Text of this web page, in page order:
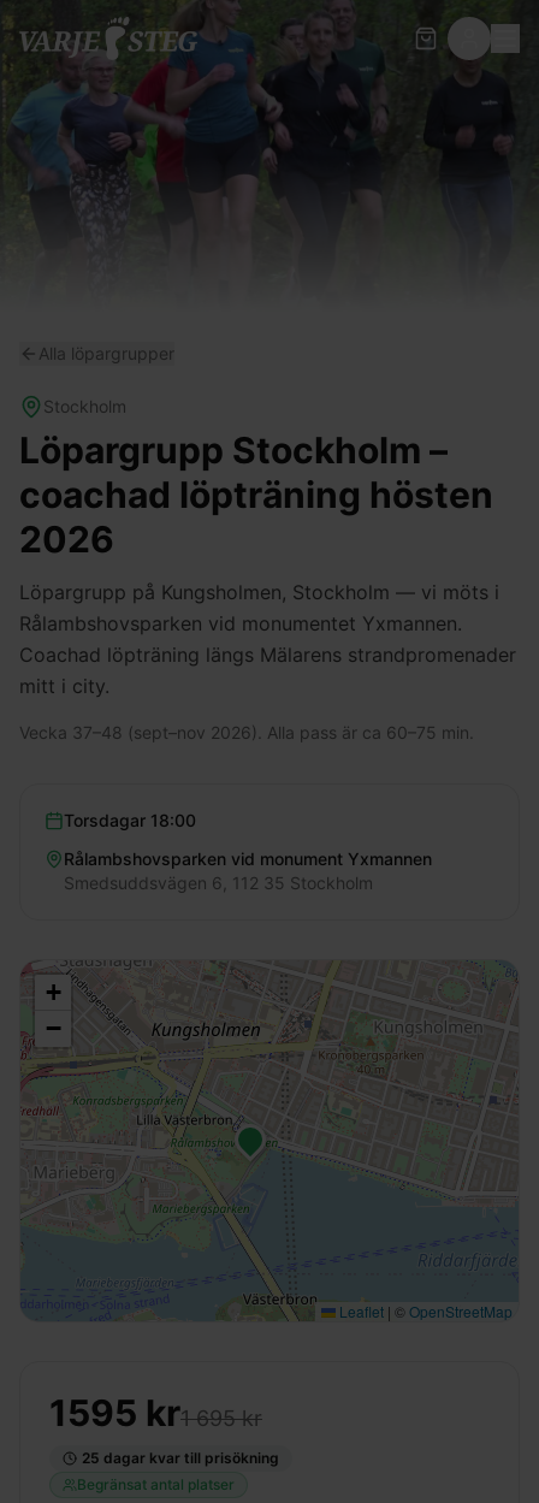
Alla löpargrupper
Stockholm
Löpargrupp Stockholm –
coachad löpträning hösten
2026
Löpargrupp på Kungsholmen, Stockholm — vi möts i
Rålambshovsparken vid monumentet Yxmannen.
Coachad löpträning längs Mälarens strandpromenader
mitt i city.
Vecka 37–48 (sept–nov 2026). Alla pass är ca 60–75 min.
Torsdagar 18:00
Rålambshovsparken vid monument Yxmannen
Smedsuddsvägen 6, 112 35 Stockholm
+
−
Leaflet | ©OpenStreetMap
1595 kr1 695 kr
25 dagar kvar till prisökning
Begränsat antal platser